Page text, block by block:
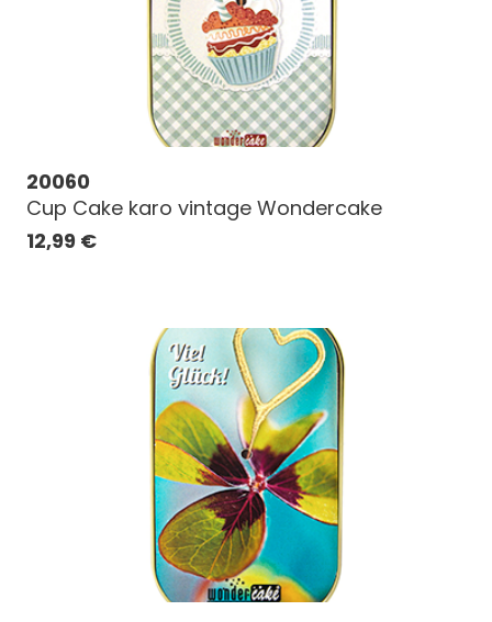
20060
Cup Cake karo vintage Wondercake
12,99 €